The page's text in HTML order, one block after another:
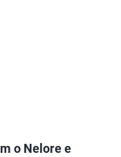
o Nelore e